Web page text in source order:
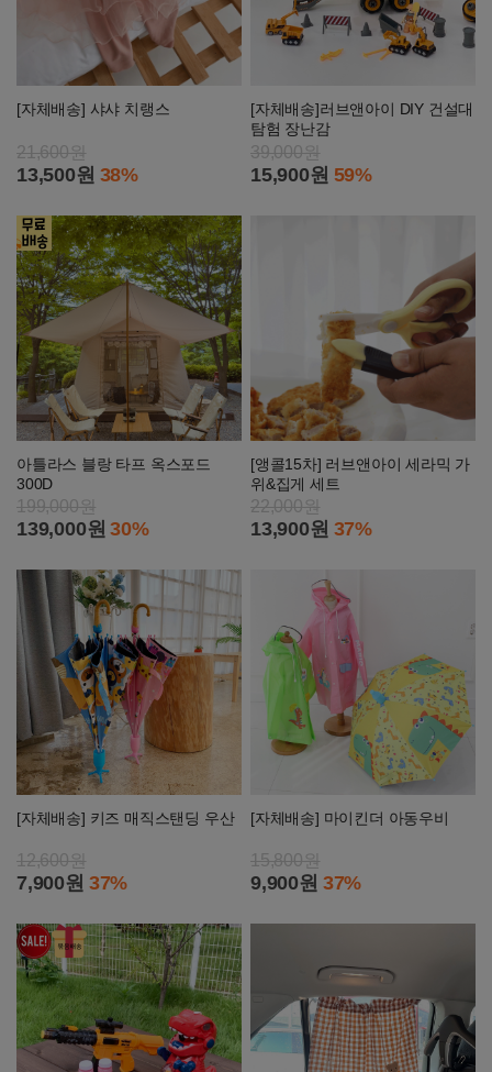
[자체배송] 샤샤 치랭스
21,600원
13,500원 38%
[자체배송]러브앤아이 DIY 건설대
탐험 장난감
39,000원
15,900원 59%
아틀라스 블랑 타프 옥스포드
300D
199,000원
139,000원 30%
[앵콜15차] 러브앤아이 세라믹 가
위&집게 세트
22,000원
13,900원 37%
[자체배송] 키즈 매직스탠딩 우산
12,600원
7,900원 37%
[자체배송] 마이킨더 아동우비
15,800원
9,900원 37%